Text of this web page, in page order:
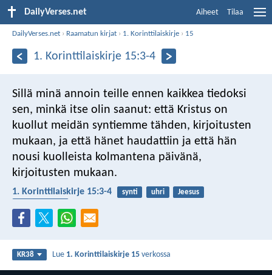
DailyVerses.net Aiheet Tilaa
DailyVerses.net › Raamatun kirjat › 1. Korinttilaiskirje › 15
1. Korinttilaiskirje 15:3-4
Sillä minä annoin teille ennen kaikkea tiedoksi
sen, minkä itse olin saanut: että Kristus on
kuollut meidän syntiemme tähden, kirjoitusten
mukaan, ja että hänet haudattiin ja että hän
nousi kuolleista kolmantena päivänä,
kirjoitusten mukaan.
1. Korinttilaiskirje 15:3-4 synti uhri
Jeesus
KR38 Lue 1. Korinttilaiskirje 15 verkossa